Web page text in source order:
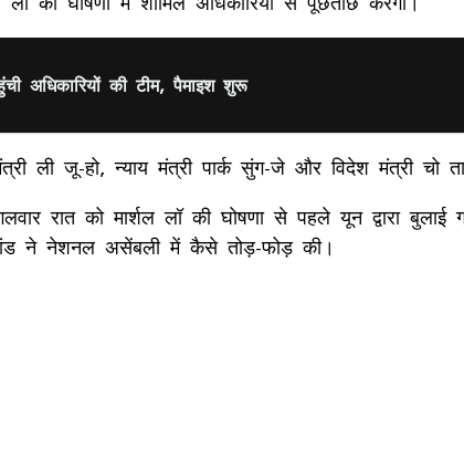
अध‍िकार‍ियों की टीम, पैमाइश शुरू
ली जू-हो, न्याय मंत्री पार्क सुंग-जे और विदेश मंत्री
रात को मार्शल लॉ की घोषणा से पहले यून द्वारा
ने नेशनल असेंबली में कैसे तोड़-फोड़ की।